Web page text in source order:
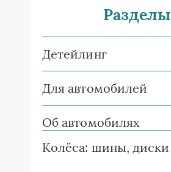
Разделы
Детейлинг
Для автомобилей
Об автомобилях
Колёса: шины, диски